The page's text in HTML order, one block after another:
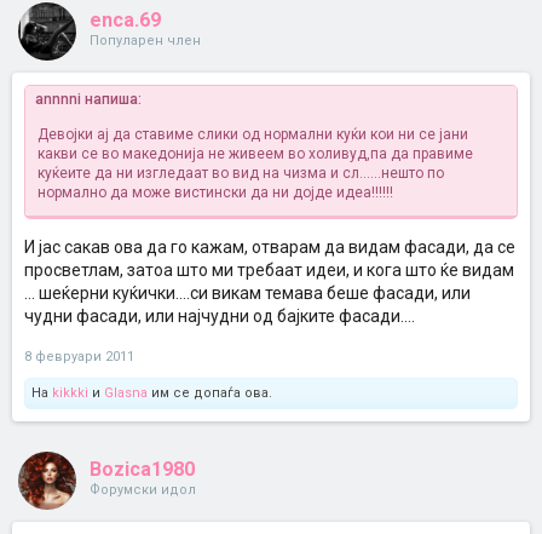
enca.69
Популарен член
annnni напиша:
Девојки ај да ставиме слики од нормални куќи кои ни се јани
какви се во македонија не живеем во холивуд,па да правиме
куќеите да ни изгледаат во вид на чизма и сл......нешто по
нормално да може вистински да ни дојде идеа!!!!!!
И јас сакав ова да го кажам, отварам да видам фасади, да се
просветлам, затоа што ми требаат идеи, и кога што ќе видам
... шеќерни куќички....си викам темава беше фасади, или
чудни фасади, или најчудни од бајките фасади....
8 февруари 2011
На kikkki и Glasna им се допаѓа ова.
Bozica1980
Форумски идол